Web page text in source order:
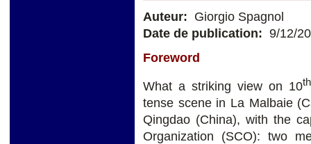
Auteur: Giorgio Spagnol
Date de publication: 9/12/
Foreword
What a striking view on 10th
tense scene in La Malbaie
Qingdao (China), with the
Organization (SCO): two